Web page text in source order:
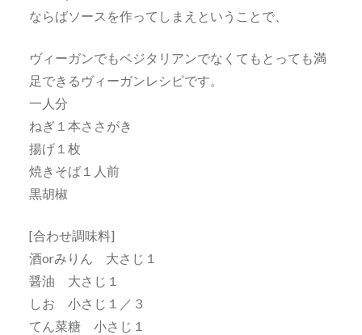
ならばソースを作ってしまえということで、
ヴィーガンでもベジタリアンでなくてもとっても満
足できるヴィーガンレシピです。
一人分
ねぎ１本ささがき
揚げ１枚
焼きそば１人前
黒胡椒
[合わせ調味料]
酒orみりん 大さじ１
醤油 大さじ１
しお 小さじ１／３
てん菜糖 小さじ１